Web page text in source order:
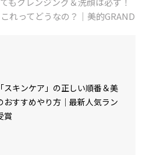
れってどうなの？｜美的GRAND
スキンケア」の正しい順番＆美
おすすめやり方｜最新人気ラン
賞